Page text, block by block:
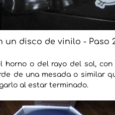
un disco de vinilo - Paso
horno o del rayo del sol,
de una mesada o similar
al estar terminado.